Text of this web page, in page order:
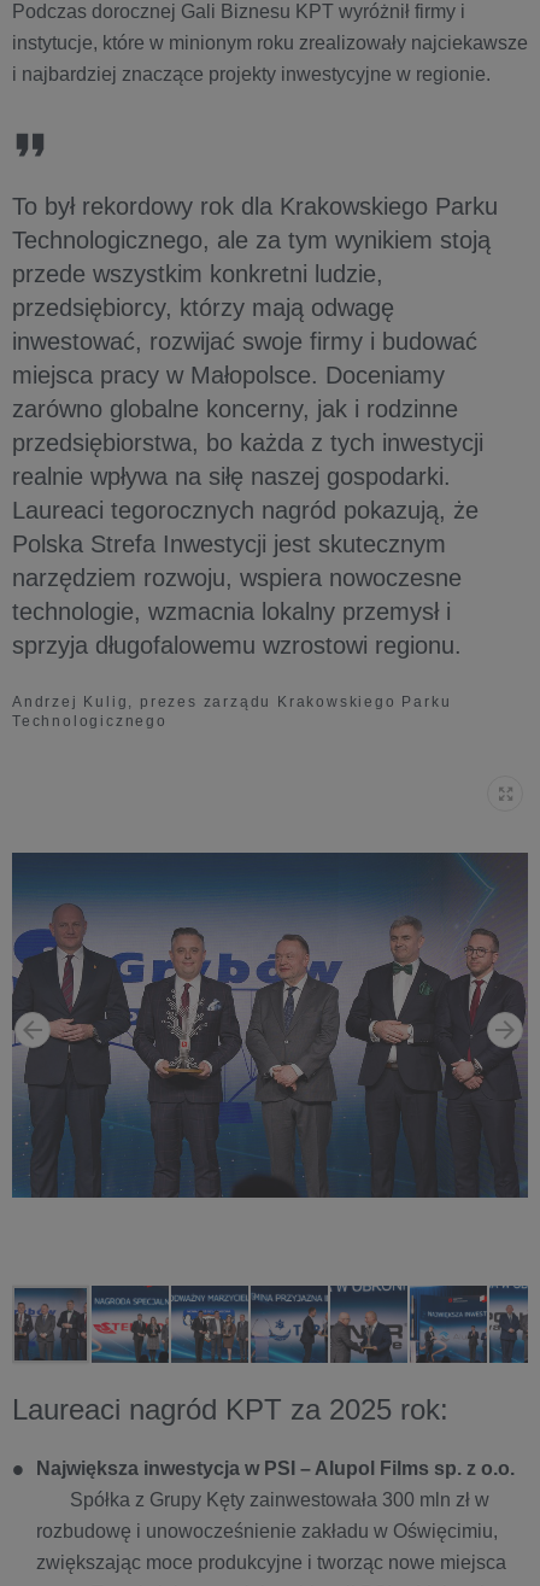
Podczas dorocznej Gali Biznesu KPT wyróżnił firmy i
instytucje, które w minionym roku zrealizowały najciekawsze
i najbardziej znaczące projekty inwestycyjne w regionie.
To był rekordowy rok dla Krakowskiego Parku
Technologicznego, ale za tym wynikiem stoją
przede wszystkim konkretni ludzie,
przedsiębiorcy, którzy mają odwagę
inwestować, rozwijać swoje firmy i budować
miejsca pracy w Małopolsce. Doceniamy
zarówno globalne koncerny, jak i rodzinne
przedsiębiorstwa, bo każda z tych inwestycji
realnie wpływa na siłę naszej gospodarki.
Laureaci tegorocznych nagród pokazują, że
Polska Strefa Inwestycji jest skutecznym
narzędziem rozwoju, wspiera nowoczesne
technologie, wzmacnia lokalny przemysł i
sprzyja długofalowemu wzrostowi regionu.
Andrzej Kulig, prezes zarządu Krakowskiego Parku
Technologicznego
Laureaci nagród KPT za 2025 rok:
Największa inwestycja w PSI – Alupol Films sp. z o.o.
Spółka z Grupy Kęty zainwestowała 300 mln zł w
rozbudowę i unowocześnienie zakładu w Oświęcimiu,
zwiększając moce produkcyjne i tworząc nowe miejsca